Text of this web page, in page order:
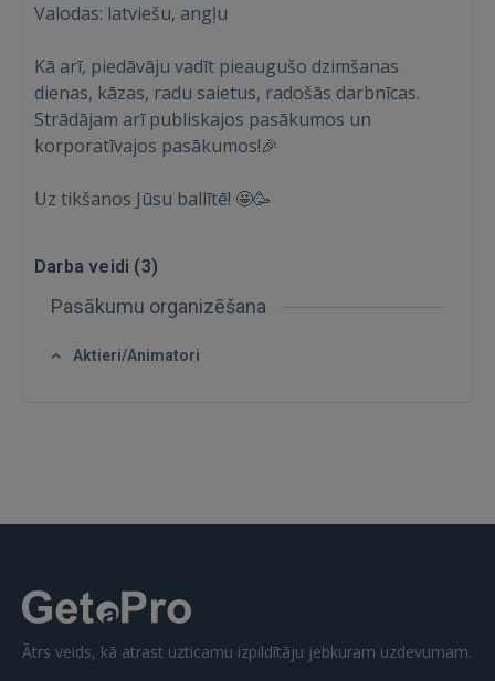
Aizmirsāt paroli?
FACEBOOK
GOOGLE
 Sign in with Apple
Vēl neesat reģistrējies?
REĢISTRĀCIJA
Valodas: latviešu, angļu
Kā arī, piedāvāju vadīt pieaugušo dzimšanas
dienas, kāzas, radu saietus, radošās darbnīcas.
Strādājam arī publiskajos pasākumos un
korporatīvajos pasākumos!🎉
Uz tikšanos Jūsu ballītē! 🤩🥳
Darba veidi (3)
Pasākumu organizēšana
Aktieri/Animatori
Ātrs veids, kā atrast uzticamu izpildītāju jebkuram uzdevumam.